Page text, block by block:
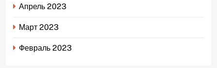
Апрель 2023
Март 2023
Февраль 2023